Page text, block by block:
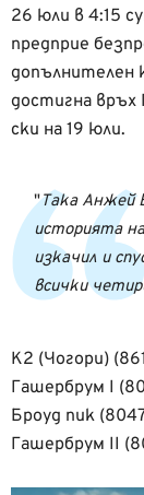
26 юли в 4:15
предприе
допълнителен
достигна връх
ски на 19 юли.
Така Анжей
историята
изкачил и
всички
K2 (Чогори)
Гашербрум I
Броуд пик
Гашербрум II